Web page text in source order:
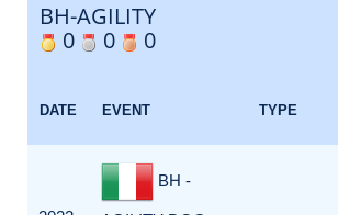
BH-AGILITY
0
0 0
DATE EVENT TYPE
BH -